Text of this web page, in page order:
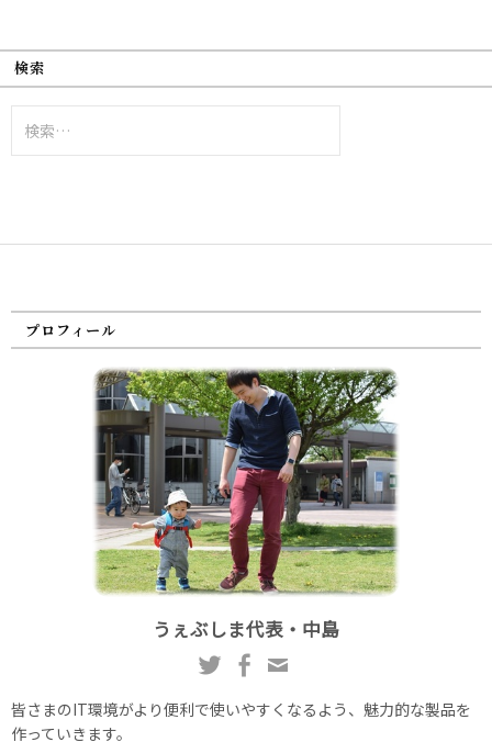
検索
索:
プロフィール
うぇぶしま代表・中島
皆さまのIT環境がより便利で使いやすくなるよう、魅力的な製品を
作っていきます。